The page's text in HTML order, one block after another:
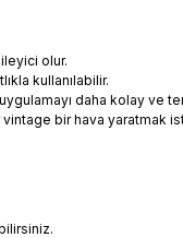
olur.
kullanılabilir.
uygulamayı daha kolay ve
bir hava yaratmak